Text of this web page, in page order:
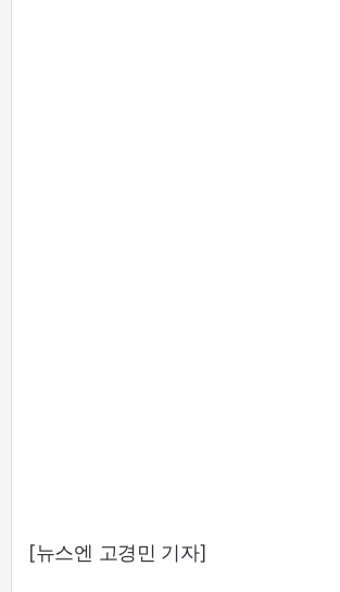
[뉴스엔 고경민 기자]